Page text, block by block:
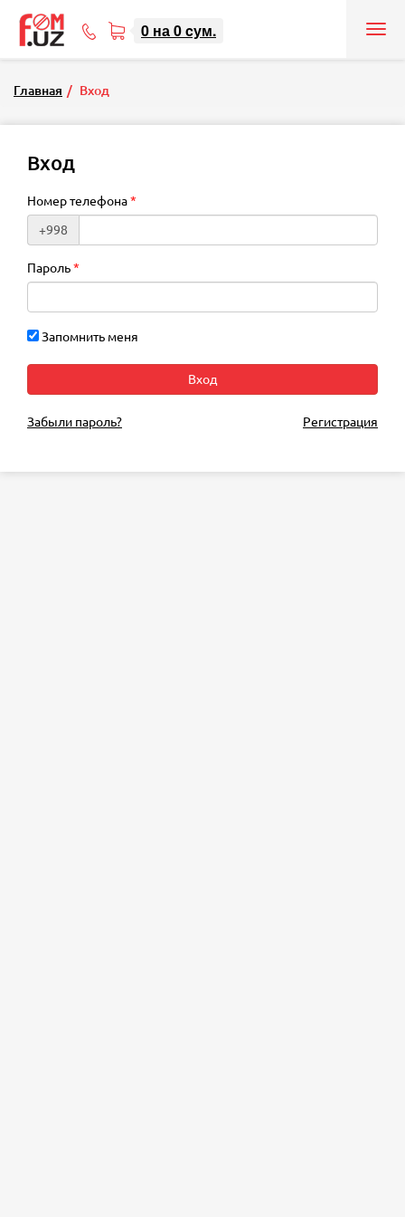
0 на0cум.
08-
Главная Вход
Вход
Номер телефона
+998
Пароль
Запомнить меня
Вход
Забыли пароль? Регистрация